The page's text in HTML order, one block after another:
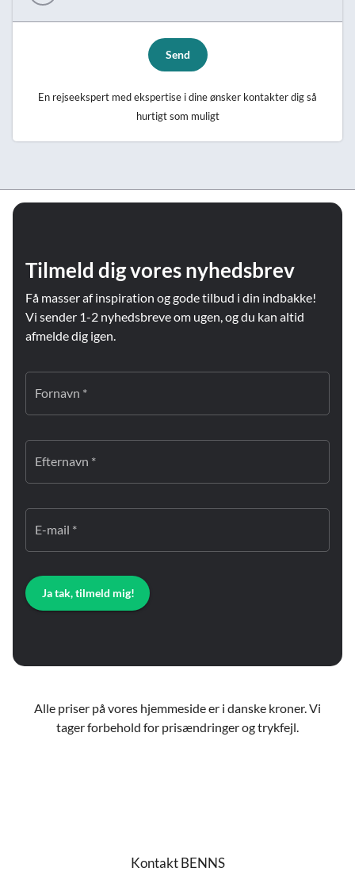
Send
En rejseekspert med ekspertise i dine ønsker kontakter dig så
hurtigt som muligt
Tilmeld dig vores nyhedsbrev
Få masser af inspiration og gode tilbud i din indbakke!
Vi sender 1-2 nyhedsbreve om ugen, og du kan altid
afmelde dig igen.
Fornavn *
Efternavn *
E-mail *
Ja tak, tilmeld mig!
Alle priser på vores hjemmeside er i danske kroner. Vi
tager forbehold for prisændringer og trykfejl.
Kontakt BENNS